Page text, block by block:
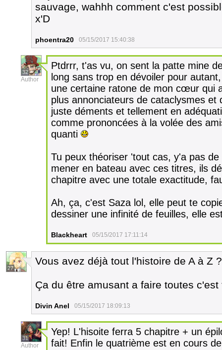
sauvage, wahhh comment c'est
x'D
phoentra20 05/15/2017 15:40:38
32
Author
Ptdrrr, t'as vu, on sent la patte mine
long sans trop en dévoiler pour
une certaine ratone de mon cœur qui
plus annonciateurs de cataclysmes
juste déments et tellement en
comme prononcées à la volée des
quanti
Tu peux théoriser 'tout cas, y'a pas
mener en bateau avec ces titres, ils
chapitre avec une totale exactitude,
Ah, ça, c'est Saza lol, elle peut te
dessiner une infinité de feuilles, elle
Blackheart 05/15/2017 17:11:14
27
Vous avez déjà tout l'histoire de A à Z
Ça du être amusant a faire toutes
Divin Anel 05/15/2017 18:09:13
31
Author
Yep! L'hisoite ferra 5 chapitre + un
fait! Enfin le quatrième est en cours